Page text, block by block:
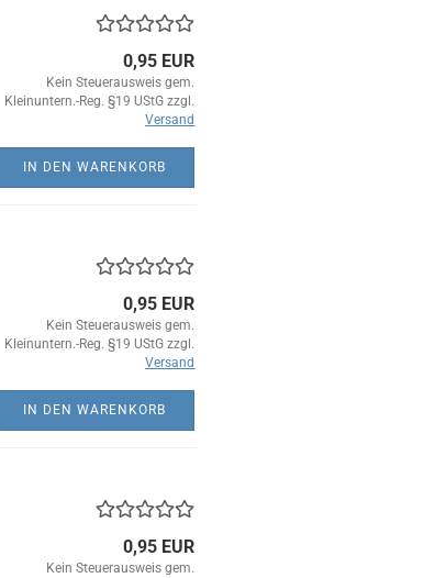
0,95 EUR
Kein Steuerausweis gem.
Kleinuntern.-Reg. §19 UStG zzgl.
Versand
IN DEN WARENKORB
0,95 EUR
Kein Steuerausweis gem.
Kleinuntern.-Reg. §19 UStG zzgl.
Versand
IN DEN WARENKORB
0,95 EUR
Kein Steuerausweis gem.